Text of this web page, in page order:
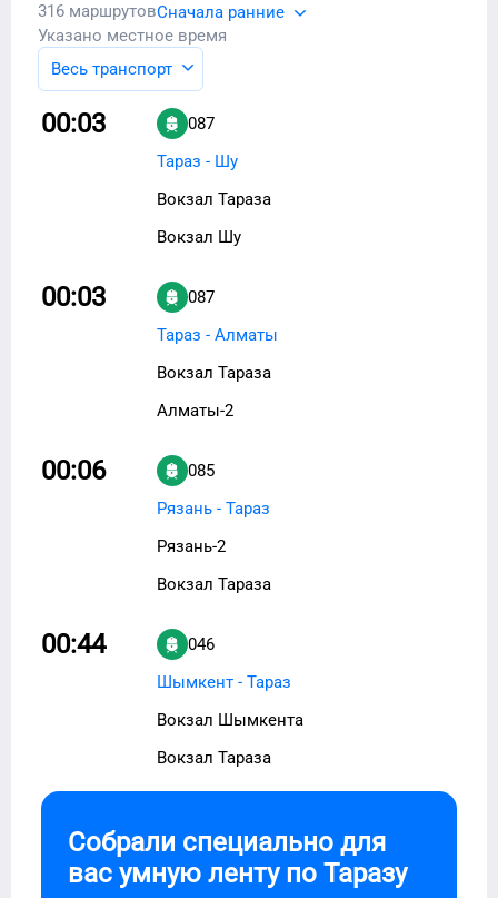
316 маршрутовСначала ранние
Указано местное время
Весь транспорт
00:03
087
Тараз - Шу
Вокзал Тараза
Вокзал Шу
00:03
087
Тараз - Алматы
Вокзал Тараза
Алматы-2
00:06
085
Рязань - Тараз
Рязань-2
Вокзал Тараза
00:44
046
Шымкент - Тараз
Вокзал Шымкента
Вокзал Тараза
Собрали специально для
вас умную ленту по Таразу